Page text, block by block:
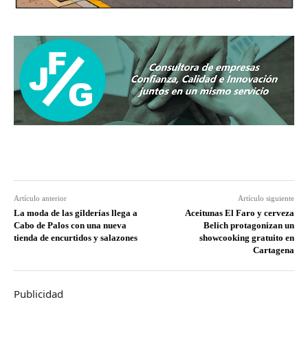
Artículo anterior
La moda de las gilderías llega a
Cabo de Palos con una nueva
tienda de encurtidos y salazones
Artículo siguiente
Aceitunas El Faro y cerveza
Belich protagonizan un
showcooking gratuito en
Cartagena
Publicidad